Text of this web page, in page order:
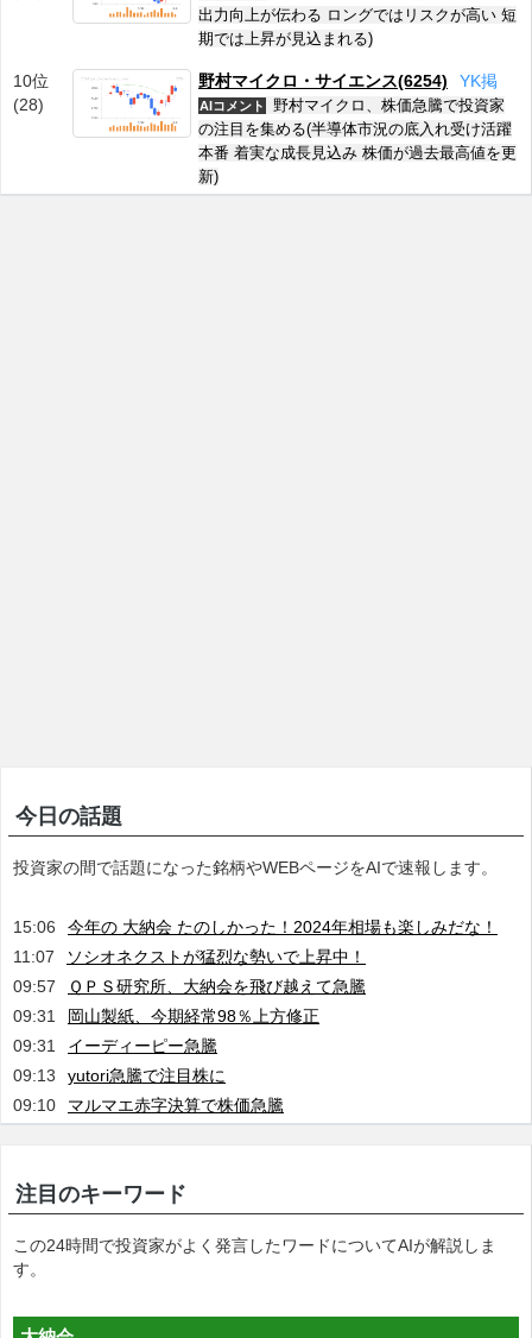
出力向上が伝わる ロングではリスクが高い 短
期では上昇が見込まれる)
10位
(28)
野村マイクロ・サイエンス(6254) YK掲
AIコメント
野村マイクロ、株価急騰で投資家
の注目を集める(半導体市況の底入れ受け活躍
本番 着実な成長見込み 株価が過去最高値を更
新)
今日の話題
投資家の間で話題になった銘柄やWEBページをAIで速報します。
15:06
今年の 大納会 たのしかった！2024年相場も楽しみだな！
11:07
ソシオネクストが猛烈な勢いで上昇中！
09:57
ＱＰＳ研究所、大納会を飛び越えて急騰
09:31
岡山製紙、今期経常98％上方修正
09:31
イーディーピー急騰
09:13
yutori急騰で注目株に
09:10
マルマエ赤字決算で株価急騰
注目のキーワード
この24時間で投資家がよく発言したワードについてAIが解説しま
す。